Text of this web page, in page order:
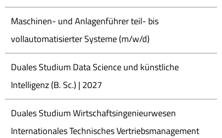
Maschinen- und Anlagenführer teil- bis
vollautomatisierter Systeme (m/w/d)
Duales Studium Data Science und künstliche
Intelligenz (B. Sc.) | 2027
Duales Studium Wirtschaftsingenieurwesen
Internationales Technisches Vertriebsmanagement